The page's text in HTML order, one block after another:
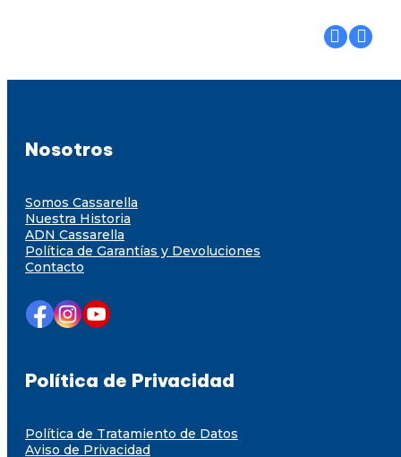
Nosotros
Somos Cassarella
Nuestra Historia
ADN Cassarella
Política de Garantías y Devoluciones
Contacto
Política de Privacidad
Política de Tratamiento de Datos
Aviso de Privacidad